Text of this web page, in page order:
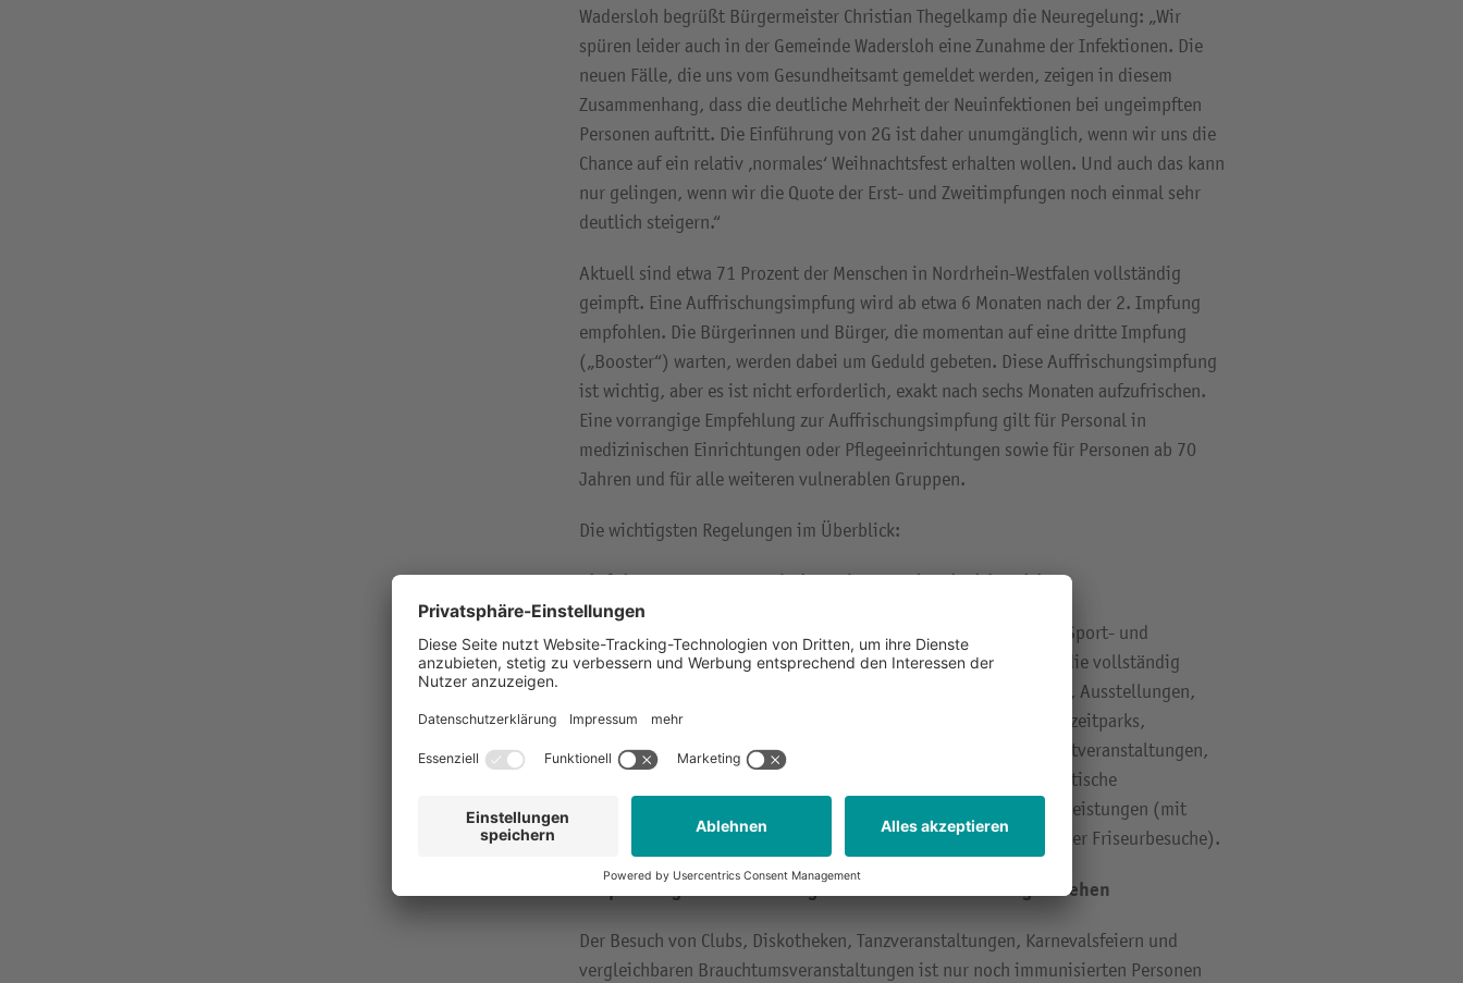
Wadersloh begrüßt Bürgermeister Christian Thegelkamp die Neuregelung: „Wir
spüren leider auch in der Gemeinde Wadersloh eine Zunahme der Infektionen. Die
neuen Fälle, die uns vom Gesundheitsamt gemeldet werden, zeigen in diesem
Zusammenhang, dass die deutliche Mehrheit der Neuinfektionen bei ungeimpften
Personen auftritt. Die Einführung von 2G ist daher unumgänglich, wenn wir uns die
Chance auf ein relativ ‚normales‘ Weihnachtsfest erhalten wollen. Und auch das kann
nur gelingen, wenn wir die Quote der Erst- und Zweitimpfungen noch einmal sehr
deutlich steigern.“
Aktuell sind etwa 71 Prozent der Menschen in Nordrhein-Westfalen vollständig
geimpft. Eine Auffrischungsimpfung wird ab etwa 6 Monaten nach der 2. Impfung
empfohlen. Die Bürgerinnen und Bürger, die momentan auf eine dritte Impfung
(„Booster“) warten, werden dabei um Geduld gebeten. Diese Auffrischungsimpfung
ist wichtig, aber es ist nicht erforderlich, exakt nach sechs Monaten aufzufrischen.
Eine vorrangige Empfehlung zur Auffrischungsimpfung gilt für Personal in
medizinischen Einrichtungen oder Pflegeeinrichtungen sowie für Personen ab 70
Jahren und für alle weiteren vulnerablen Gruppen.
Die wichtigsten Regelungen im Überblick:
Einführung von 2G-Regeln im Kultur- und Freizeitbereich
Der Besuch von Veranstaltungen und Einrichtungen im Kultur-, Sport- und
Freizeitbereich ist nur noch immunisierten Personen gestattet, die vollständig
geimpft oder genesen sind. Darunter fallen Besuche von Museen, Ausstellungen,
Konzerten, Theatern, Kinos, Tierparks, zoologischen Gärten, Freizeitparks,
Schwimmbädern. Der Besuch von Restaurants, Gaststätten, Sportveranstaltungen,
Weihnachtsmärkten fällt ebenso unter diese Regelung wie touristische
Übernachtungen oder die Inanspruchnahme körpernaher Dienstleistungen (mit
Ausnahme medizinischer oder pflegerischer Dienstleistungen oder Friseurbesuche).
2G-plus-Regel in Einrichtungen mit hohem Infektionsgeschehen
Der Besuch von Clubs, Diskotheken, Tanzveranstaltungen, Karnevalsfeiern und
vergleichbaren Brauchtumsveranstaltungen ist nur noch immunisierten Personen